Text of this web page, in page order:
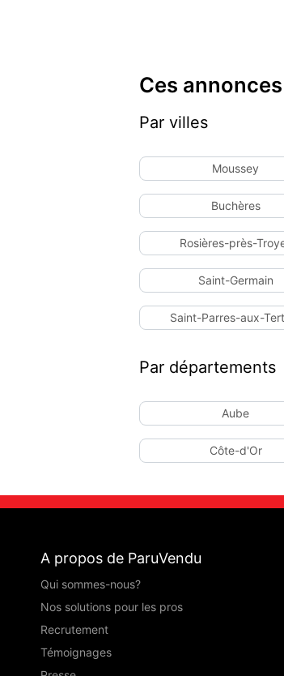
Ces
Par villes
Moussey
Buchères
Rosières-près-
Saint-Germain
Saint-Parres-aux-
Par départements
Aube
Côte-d'Or
A propos de ParuVendu
Qui sommes-nous?
Nos solutions pour les pros
Recrutement
Témoignages